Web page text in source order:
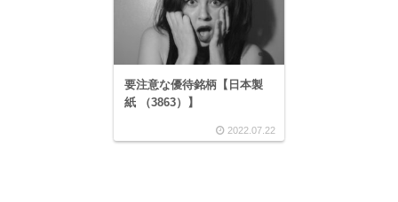
要注意な優待銘柄【日本製
紙 （3863）】
2022.07.22